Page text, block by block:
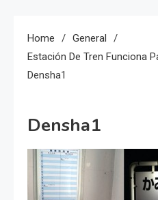
Home
General
Estación De Tren Funciona
Densha1
Densha1